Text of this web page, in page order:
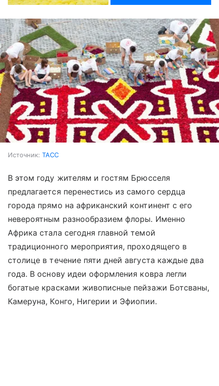
Источник: ТАСС
В этом году жителям и гостям Брюсселя
предлагается перенестись из самого сердца
города прямо на африканский континент с его
невероятным разнообразием флоры. Именно
Африка стала сегодня главной темой
традиционного мероприятия, проходящего в
столице в течение пяти дней августа каждые два
года. В основу идеи оформления ковра легли
богатые красками живописные пейзажи Ботсваны,
Камеруна, Конго, Нигерии и Эфиопии.